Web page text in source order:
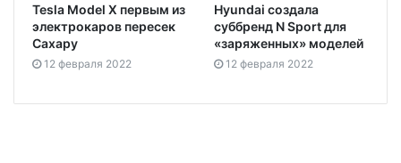
Tesla Model X первым из
электрокаров пересек
Сахару
12 февраля 2022
Hyundai создала
суббренд N Sport для
«заряженных» моделей
12 февраля 2022